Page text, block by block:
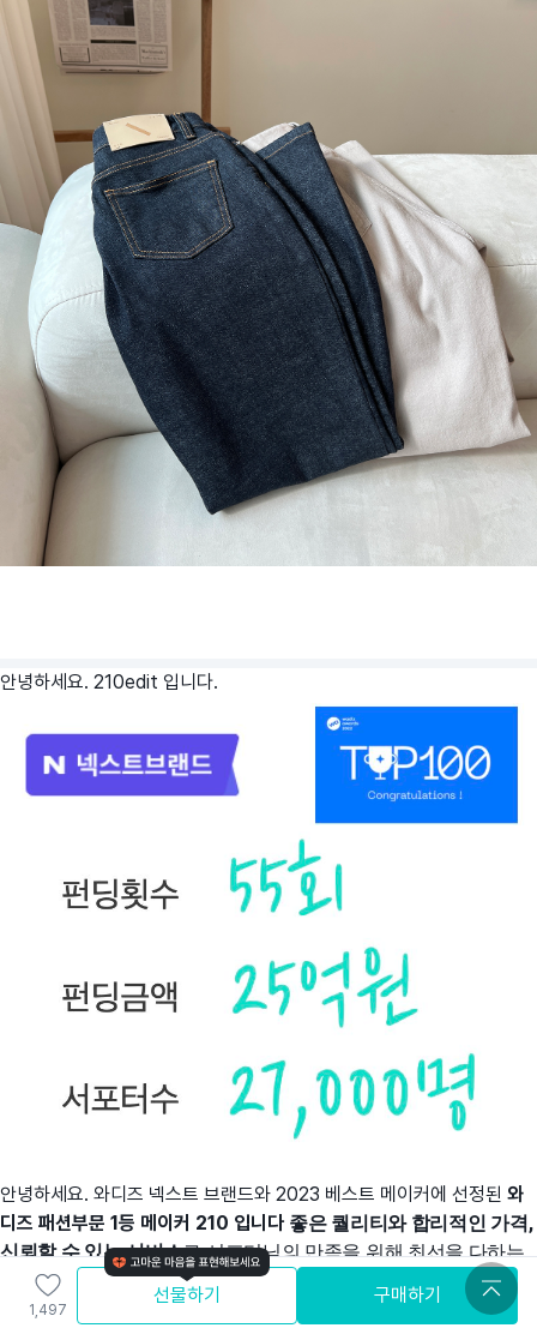
안녕하세요. 210edit 입니다.
안녕하세요. 와디즈 넥스트 브랜드와 2023 베스트 메이커에 선정된 와
디즈 패션부문 1 등 메이커 210 입니다 좋은 퀄리티와 합리적인 가격,
신뢰할수있는서비스로 서포터님의만족을위해최선을다하는
210입니다
1,497
선물하기 구매하기